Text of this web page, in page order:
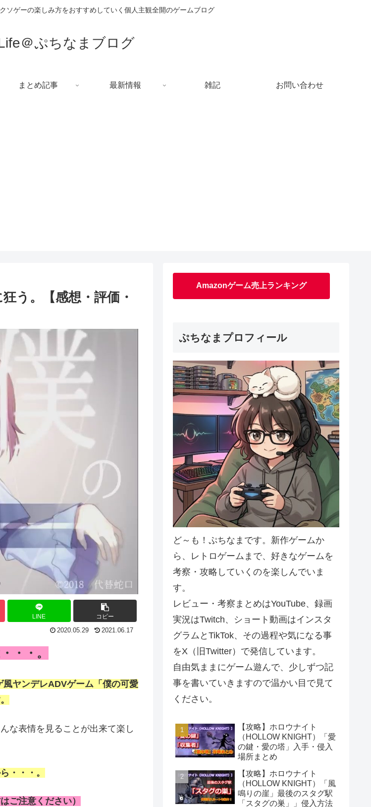
ソゲーの楽しみ方をおすすめしていく個人主観全開のゲームブログ
＠ぷちなまブログ
まとめ記事 最新情報 雑記 お問い合わせ
う。【感想・評価・
LINE コピー
2020.05.29 2021.06.17
・・。
ヤンデレADVゲーム「僕の可愛
な表情を見ることが出来て楽し
・・・。
ご注意ください）
Amazonゲーム売上ランキング
ぷちなまプロフィール
ど～も！ぷちなまです。新作ゲームか
ら、レトロゲームまで、好きなゲームを
考察・攻略していくのを楽しんでいま
す。
レビュー・考察まとめはYouTube、録画
実況はTwitch、ショート動画はインスタ
グラムとTikTok、その過程や気になる事
をX（旧Twitter）で発信しています。
自由気ままにゲーム遊んで、少しずつ記
事を書いていきますので温かい目で見て
ください。
【攻略】ホロウナイト
（HOLLOW KNIGHT）「愛
の鍵・愛の塔」入手・侵入
場所まとめ
【攻略】ホロウナイト
（HOLLOW KNIGHT）「風
鳴りの崖」最後のスタグ駅
「スタグの巣」」侵入方法